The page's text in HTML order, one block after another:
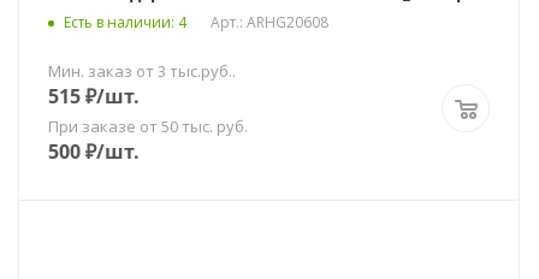
Есть в наличии: 4 Арт.: ARHG20608
Мин. заказ от 3 тыс.руб..
515₽/шт.
При заказе от 50 тыс. руб.
500₽/шт.